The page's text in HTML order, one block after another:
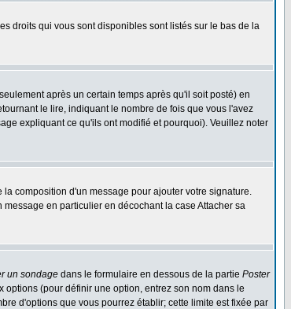
droits qui vous sont disponibles sont listés sur le bas de la
après un certain temps après qu'il soit posté) en
le lire, indiquant le nombre de fois que vous l'avez
expliquant ce qu'ils ont modifié et pourquoi). Veuillez noter
la composition d'un message pour ajouter votre signature.
en particulier en décochant la case Attacher sa
un sondage dans le formulaire en dessous de la partie Poster
(pour définir une option, entrez son nom dans le
d'options que vous pourrez établir; cette limite est fixée par